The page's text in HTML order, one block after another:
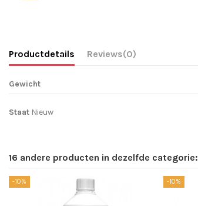
Productdetails Reviews(0)
Gewicht
Staat Nieuw
16 andere producten in dezelfde categorie:
-10% -10%